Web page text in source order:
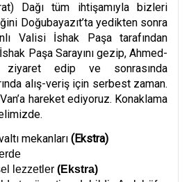
Dağı tüm ihtişamıyla bizleri
Doğubayazıt’ta yedikten sonra
Valisi İshak Paşa tarafından
Paşa Sarayını gezip, Ahmed-
edip ve sonrasında
alış-veriş için serbest zaman.
hareket ediyoruz. Konaklama
mekanları (Ekstra)
lezzetler (Ekstra)